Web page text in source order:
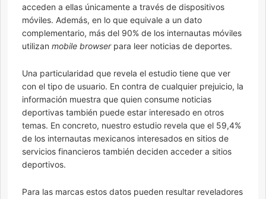
acceden a ellas únicamente a través de dispositivos
móviles. Además, en lo que equivale a un dato
complementario, más del 90% de los internautas móviles
utilizan mobile browserpara leer noticias de deportes.
Una particularidad que revela el estudio tiene que ver
con el tipo de usuario. En contra de cualquier prejuicio, la
información muestra que quien consume noticias
deportivas también puede estar interesado en otros
temas. En concreto, nuestro estudio revela que el 59,4%
de los internautas mexicanos interesados en sitios de
servicios financieros también deciden acceder a sitios
deportivos.
Para las marcas estos datos pueden resultar reveladores